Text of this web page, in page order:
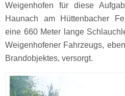
Weigenhofen für diese
Haunach am Hüttenbacher
eine 660 Meter lange
Weigenhofener Fahrzeugs,
Brandobjektes, versorgt.